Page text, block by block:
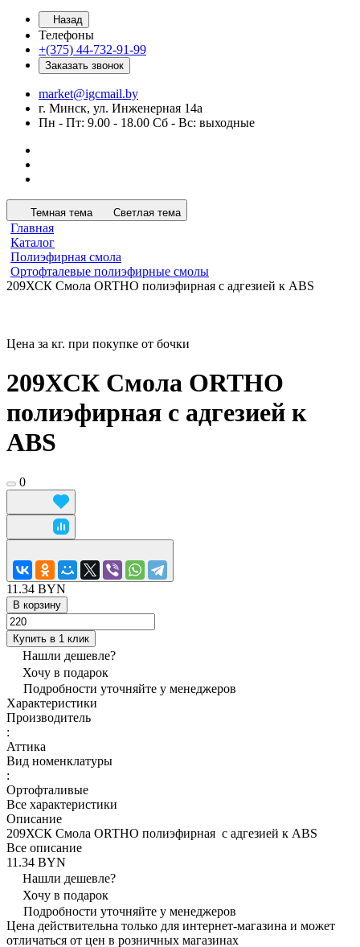
Назад
Телефоны
+(375) 44-732-91-99
Заказать звонок
market@igcmail.by
г. Минск, ул. Инженерная 14а
Пн - Пт: 9.00 - 18.00 Сб - Вс: выходные
Темная тема Светлая тема
Главная
Каталог
Полиэфирная смола
Ортофталевые полиэфирные смолы
209ХСК Смола ORTHO полиэфирная с адгезией к ABS
Цена за кг. при покупке от бочки
209ХСК Смола ORTHO
полиэфирная с адгезией к
ABS
0
11.34 BYN
В корзину
Купить в 1 клик
Нашли дешевле?
Хочу в подарок
Подробности уточняйте у менеджеров
Характеристики
Производитель
:
Аттика
Вид номенклатуры
:
Ортофталивые
Все характеристики
Описание
209ХСК Смола ORTHO полиэфирная с адгезией к ABS
Все описание
11.34 BYN
Нашли дешевле?
Хочу в подарок
Подробности уточняйте у менеджеров
Цена действительна только для интернет-магазина и может
отличаться от цен в розничных магазинах